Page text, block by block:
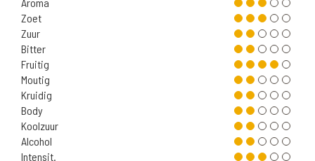
Zoet
Zuur
Bitter
Fruitig
Moutig
Kruidig
Body
Koolzuur
Alcohol
Intensit.